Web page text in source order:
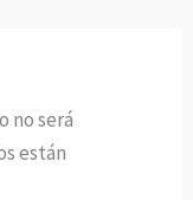
no será
están